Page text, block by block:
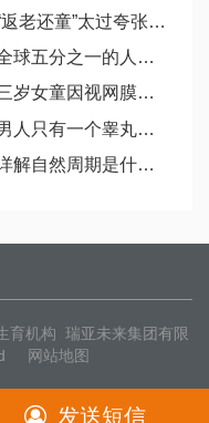
老还童”太过夸张，注射胎盘素有5大作用还是有的！
五分之一的人听力受损，保护听力从宝宝做起！
女童因视网膜母细胞瘤去世引发热议，俄罗斯试管专家解析遗传性眼癌风险
只有一个睾丸不能生育？纯属谣言！真相在这里!
自然周期是什么！需要的备孕妈妈可以看这里！
育机构 瑞亚未来集团有限
网站地图
发送短信